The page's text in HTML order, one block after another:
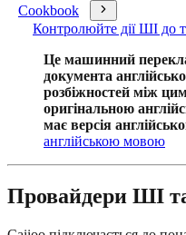
Cookbook
Контролюйте дії ШІ до
Це машинний
документа
розбіжностей між
оригінальною
має версія
англійською мовою
Провайдери ШІ